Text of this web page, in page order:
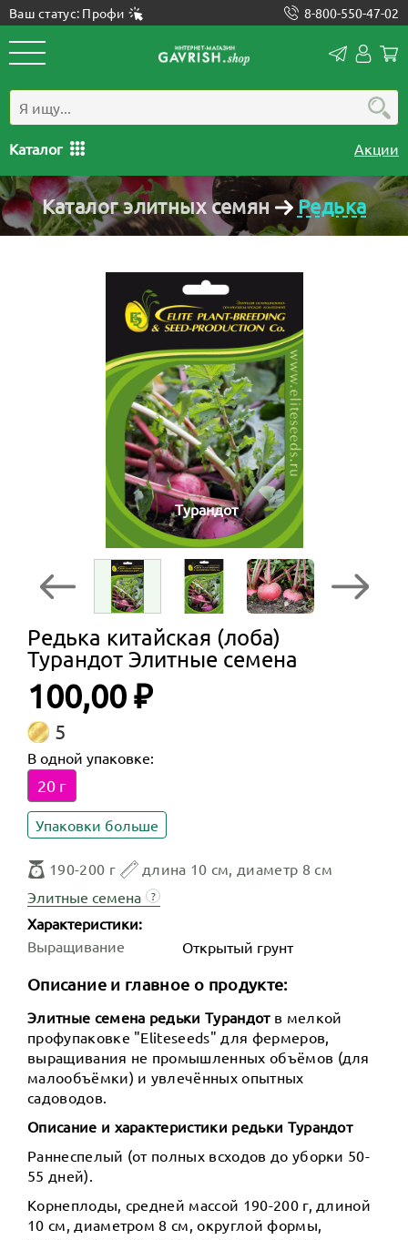
Ваш статус: Профи 8-800-550-47-02
Каталог Акции
Каталог элитных семян Редька
Турандот
Редька китайская (лоба)
Турандот Элитные семена
100,00 ₽
5
В одной упаковке:
20 г
Упаковки больше
190-200 г
длина 10 см, диаметр 8 см
Элитные семена
?
Характеристики:
Выращивание
Открытый грунт
Описание и главное о продукте:
Элитные семена редьки Турандотв мелкой
профупаковке "Eliteseeds" для фермеров,
выращивания не промышленных объёмов (для
малообъёмки) и увлечённых опытных
садоводов.
Описание и характеристики редьки Турандот
Раннеспелый (от полных всходов до уборки 50-
55 дней).
Корнеплоды, средней массой 190-200 г, длиной
10 см, диаметром 8 см, округлой формы,